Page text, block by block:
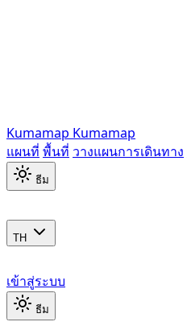
Kumamap Kumamap
แผนที่ พื้นที่ วางแผนการเดินทาง
ธีม
TH
เข้าสู่ระบบ
ธีม